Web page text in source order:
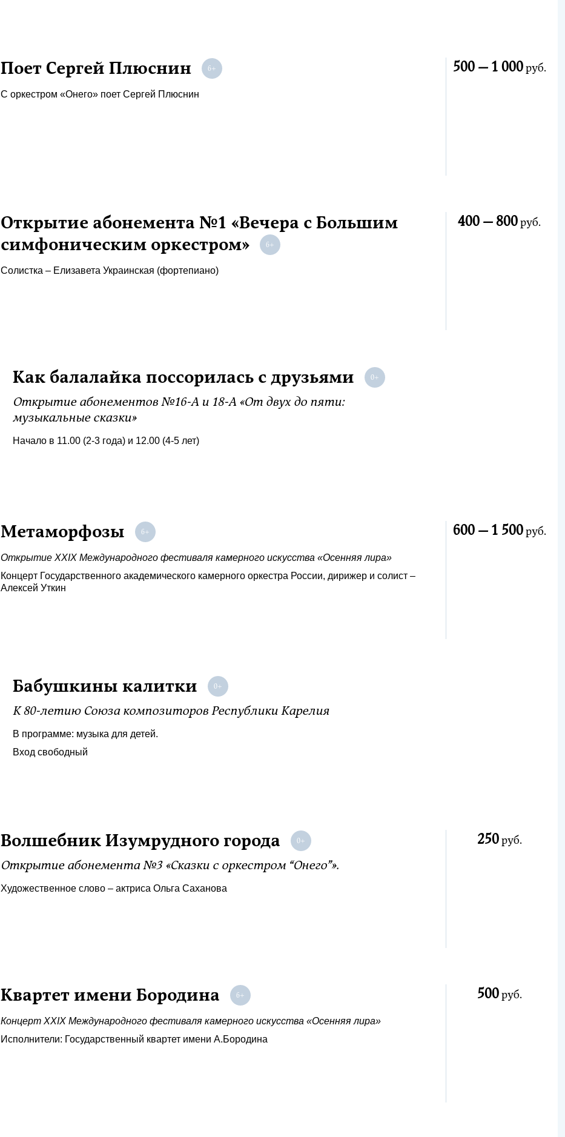
Поет Сергей Плюснин
С оркестром «Онего» поет Сергей Плюснин
500 — 1 000руб.
Открытие абонемента №1 «Вечера с Большим
симфоническим оркестром»
Солистка – Елизавета Украинская (фортепиано)
400 —800руб.
Как балалайка поссорилась с друзьями
Открытие абонементов №16-А и 18-А «От двух до пяти:
музыкальные сказки»
Начало в 11.00 (2-3 года) и 12.00 (4-5 лет)
Метаморфозы
Открытие XXIX Международного фестиваля камерного искусства «Осенняя лира»
Концерт Государственного академического камерного оркестра России, дирижер и солист –
Алексей Уткин
600 — 1 500руб.
Бабушкины калитки
К 80-летию Союза композиторов Республики Карелия
В программе: музыка для детей.
Вход свободный
Волшебник Изумрудного города
Открытие абонемента №3 «Сказки с оркестром “Онего”».
Художественное слово – актриса Ольга Саханова
250руб.
Квартет имени Бородина
Концерт XXIX Международного фестиваля камерного искусства «Осенняя лира»
Исполнители: Государственный квартет имени А.Бородина
500руб.